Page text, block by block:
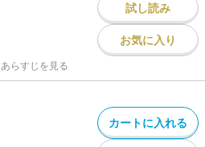
試し読み
お気に入り
あらすじを見る
カートに入れる